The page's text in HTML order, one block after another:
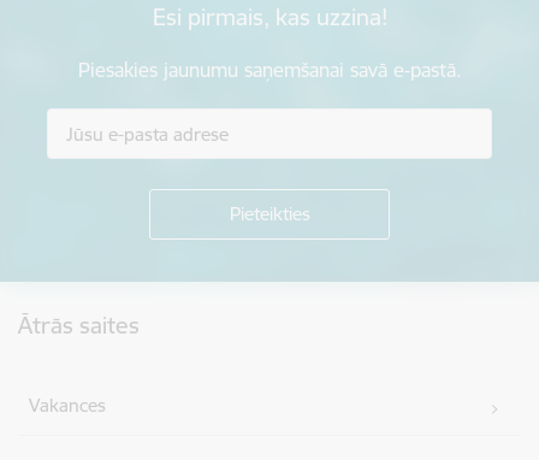
Esi pirmais, kas uzzina!
Piesakies jaunumu saņemšanai savā e-pastā.
Ātrās saites
Vakances